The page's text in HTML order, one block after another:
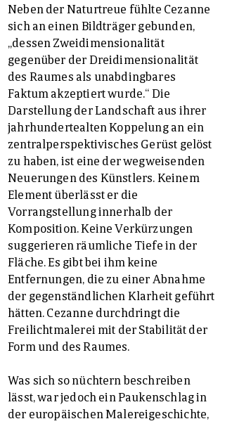
Neben der Naturtreue fühlte Cezanne
sich an einen Bildträger gebunden,
„dessen Zweidimensionalität
gegenüber der Dreidimensionalität
des Raumes als unabdingbares
Faktum akzeptiert wurde.“ Die
Darstellung der Landschaft aus ihrer
jahrhundertealten Koppelung an ein
zentralperspektivisches Gerüst gelöst
zu haben, ist eine der wegweisenden
Neuerungen des Künstlers. Keinem
Element überlässt er die
Vorrangstellung innerhalb der
Komposition. Keine Verkürzungen
suggerieren räumliche Tiefe in der
Fläche. Es gibt bei ihm keine
Entfernungen, die zu einer Abnahme
der gegenständlichen Klarheit geführt
hätten. Cezanne durchdringt die
Freilichtmalerei mit der Stabilität der
Form und des Raumes.
Was sich so nüchtern beschreiben
lässt, war jedoch ein Paukenschlag in
der europäischen Malereigeschichte,